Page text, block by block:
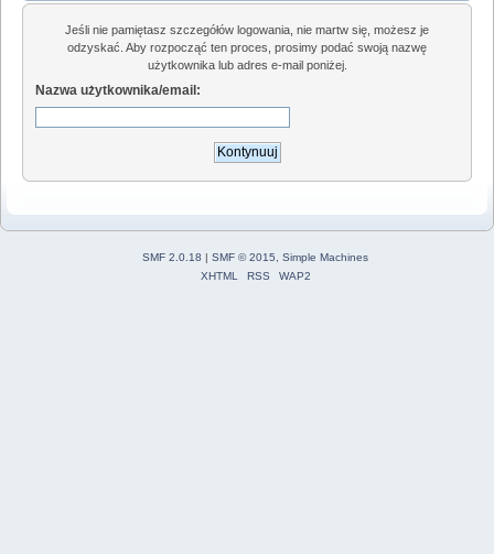
Jeśli nie pamiętasz szczegółów logowania, nie martw się, możesz je
odzyskać. Aby rozpocząć ten proces, prosimy podać swoją nazwę
użytkownika lub adres e-mail poniżej.
Nazwa użytkownika/email:
SMF 2.0.18 | SMF © 2015
Simple Machines
XHTML
RSS WAP2